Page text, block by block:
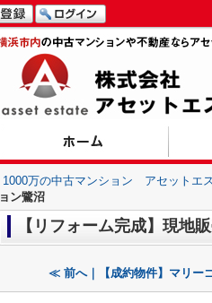
1000万の中古マンション アセットエ
ョン鷺沼
【リフォーム完成】現地
≪ 前へ｜【成約物件】マリー